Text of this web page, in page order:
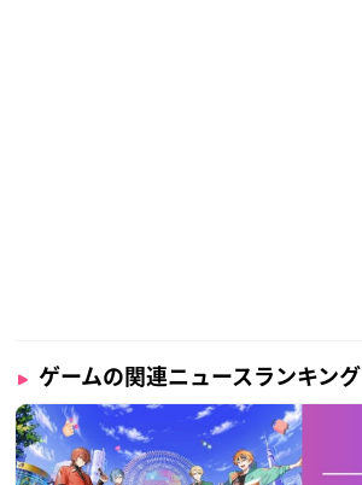
ゲームの関連ニュースランキング